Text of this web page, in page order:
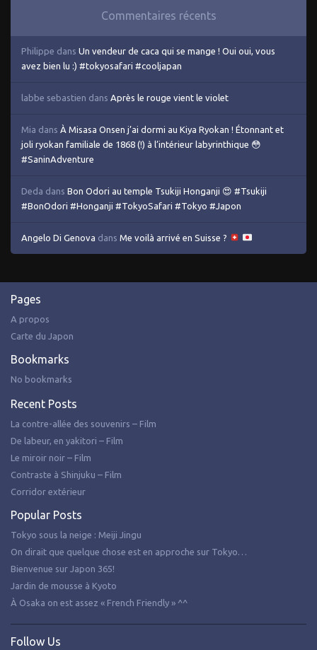
Commentaires récents
Philippe dans Un vendeur de caca qui se mange ! Oui oui, vous
avez bien lu :) #tokyosafari #cooljapan
labbe sebastien dans Après le rouge vient le violet
Mia dans À Misasa Onsen j’ai dormi au Kiya Ryokan ! Étonnant et
joli ryokan familiale de 1868 (!) à l’intérieur labyrinthique 😳
#SaninAdventure
Deda dans Bon Odori au temple Tsukiji Honganji 😍 #Tsukiji
#BonOdori #Honganji #TokyoSafari #Tokyo #Japon
Angelo Di Genova dans Me voilà arrivé en Suisse ?
Pages
A propos
Carte du Japon
Bookmarks
No bookmarks
Recent Posts
La contre-allée des souvenirs – Film
De labeur, en yakitori – Film
Le miroir noir – Film
Contraste à Shinjuku – Film
Corridor extérieur
Popular Posts
Tokyo sous la neige : Meiji Jingu
On dirait que quelque chose est en approche sur Tokyo…
Bienvenue sur Japon 365!
Jardin de mousse à Kyoto
À Osaka on est assez « French Friendly » ^^
Follow Us